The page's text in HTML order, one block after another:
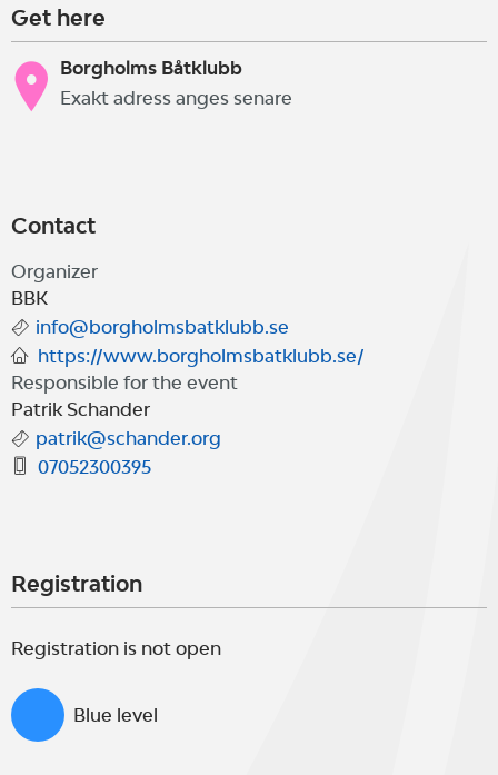
Get here
Borgholms Båtklubb
Exakt adress anges senare
Contact
Organizer
BBK
info@borgholmsbatklubb.se
https://www.borgholmsbatklubb.se/
Responsible for the event
Patrik Schander
patrik@schander.org
07052300395
Registration
Registration is not open
Blue level